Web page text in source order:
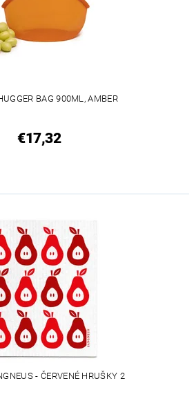
BAG 900ML, AMBER
€17,32
- ČERVENÉ HRUŠKY 2